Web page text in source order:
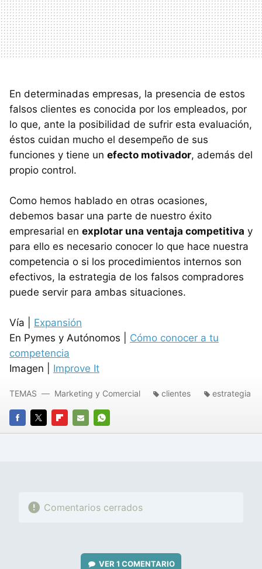
En determinadas empresas, la presencia de estos
falsos clientes es conocida por los empleados, por
lo que, ante la posibilidad de sufrir esta evaluación,
éstos cuidan mucho el desempeño de sus
funciones y tiene un efecto motivador, además del
propio control.
Como hemos hablado en otras ocasiones,
debemos basar una parte de nuestro éxito
empresarial en explotar una ventaja competitiva y
para ello es necesario conocer lo que hace nuestra
competencia o si los procedimientos internos son
efectivos, la estrategia de los falsos compradores
puede servir para ambas situaciones.
Vía | Expansión
En Pymes y Autónomos | Cómo conocer a tu
competencia
Imagen | Improve It
FACEBOOK
TWITTERFLIPBOARD
E-
WHATSAPP
TEMAS Marketing y Comercial clientes estrategia
Comentarios cerrados
VER 1 COMENTARIO